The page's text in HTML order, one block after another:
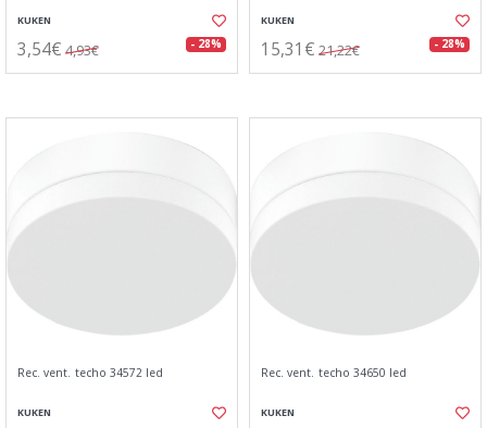
KUKEN
3,54€ 4,93€ - 28%
KUKEN
15,31€ 21,22€ - 28%
Rec. vent. techo 34572 led
KUKEN
Rec. vent. techo 34650 led
KUKEN